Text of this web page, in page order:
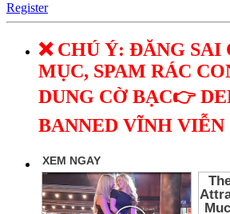
Register
❌ CHÚ Ý: ĐĂNG SAI
MỤC, SPAM RÁC
DUNG CỜ BẠC👉
BANNED VĨNH VIỄN